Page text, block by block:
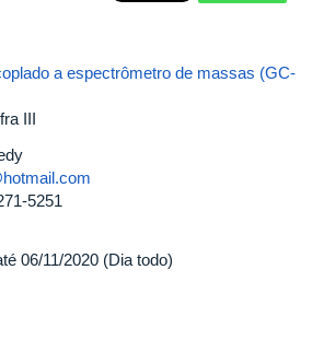
a espectrômetro de massas (GC-
III
5251
06/11/2020 (Dia todo)